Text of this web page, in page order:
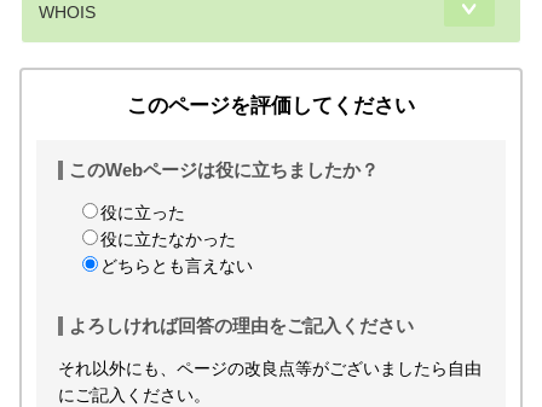
WHOIS
このページを評価してください
このWebページは役に立ちましたか？
役に立った
役に立たなかった
どちらとも言えない
よろしければ回答の理由をご記入ください
それ以外にも、ページの改良点等がございましたら自由
にご記入ください。